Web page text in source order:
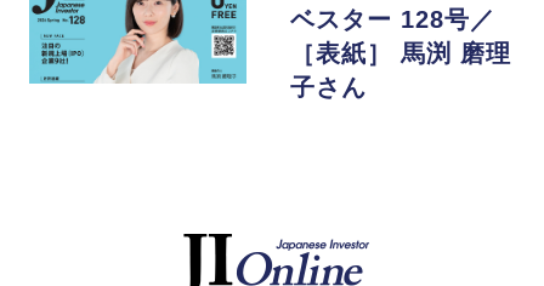
ベスター 128号／
［表紙］ 馬渕 磨理
子さん